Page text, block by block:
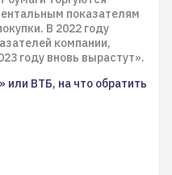
показателям
В 2022 году
компании,
году вновь вырастут».
или ВТБ, на что обратить